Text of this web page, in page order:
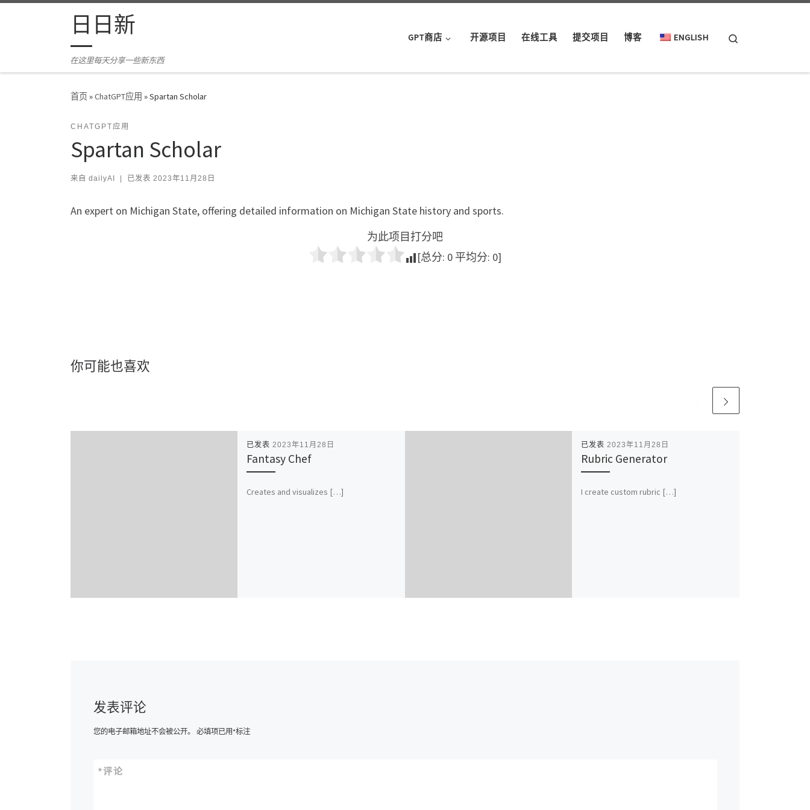
Skip to content日日新
在这里每天分享一些新东西
GPT商店 开源项目 在线工具 提交项目 博客 ENGLISH
首页»ChatGPT应用 »Spartan Scholar
CHATGPT应用
Spartan Scholar
来自 dailyAI 已发表 2023年11月28日
An expert on Michigan State, offering detailed information on Michigan State history and sports.
为此项目打分吧
[总分: 0 平均分: 0]
你可能也喜欢
已发表 2023年11月28日
Fantasy Chef
Creates and visualizes […]
已发表 2023年11月28日
Rubric Generator
I create custom rubric […]
发表评论
您的电子邮箱地址不会被公开。 必填项已用*标注
评论
*